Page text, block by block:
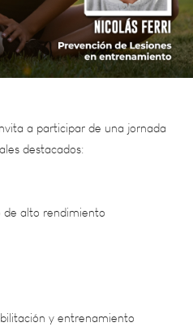
a participar de una jornada
destacados:
rendimiento
y entrenamiento